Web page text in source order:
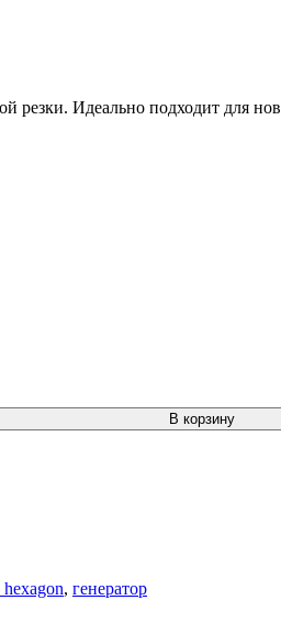
Идеально подходит для
В корзину
, генератор